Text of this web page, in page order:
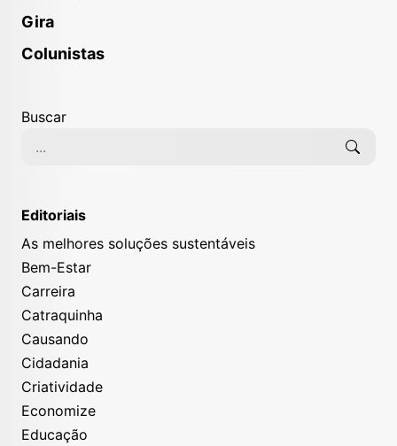
Gira
Colunistas
Buscar
Editoriais
As melhores soluções sustentáveis
Bem-Estar
Carreira
Catraquinha
Causando
Cidadania
Criatividade
Economize
Educação